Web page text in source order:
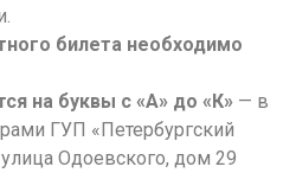
билета необходимо
на буквы с «А» до «К» — в
ГУП «Петербургский
Одоевского, дом 29